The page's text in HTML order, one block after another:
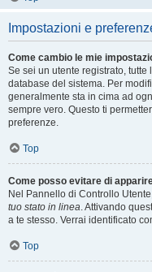
Impostazioni e
Come cambio le mie
Se sei un utente registrato, tutte
database del sistema. Per
generalmente sta in cima ad
sempre vero. Questo ti
preferenze.
Top
Come posso evitare di
Nel Pannello di Controllo
tuo stato in linea. Attivando
a te stesso. Verrai identificato
Top